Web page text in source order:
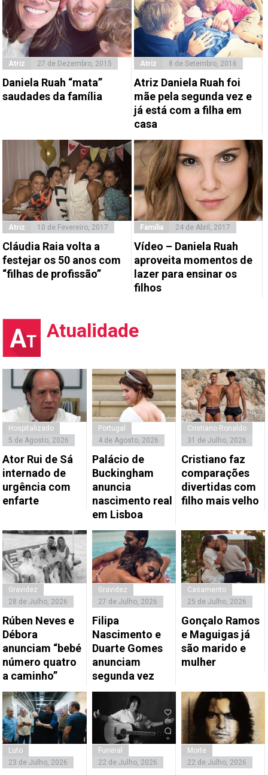
Atriz 27 de Dezembro, 2015
Daniela Ruah “mata”
saudades da família
Atriz 8 de Setembro, 2016
Atriz Daniela Ruah foi
mãe pela segunda vez e
já está com a filha em
casa
Atriz 10 de Fevereiro, 2017
Cláudia Raia volta a
festejar os 50 anos com
“filhas de profissão”
Família 24 de Abril, 2017
Vídeo – Daniela Ruah
aproveita momentos de
lazer para ensinar os
filhos
Atualidade
Hospitalizado
5 de Agosto, 2026
Ator Rui de Sá
internado de
urgência com
enfarte
Portugal
4 de Agosto, 2026
Palácio de
Buckingham
anuncia
nascimento real
em Lisboa
Cristiano Ronaldo
31 de Julho, 2026
Cristiano faz
comparações
divertidas com
filho mais velho
Gravidez
28 de Julho, 2026
Rúben Neves e
Débora
anunciam “bebé
número quatro
a caminho”
Gravidez
27 de Julho, 2026
Filipa
Nascimento e
Duarte Gomes
anunciam
segunda vez
Casamento
25 de Julho, 2026
Gonçalo Ramos
e Maguigas já
são marido e
mulher
Luto
23 de Julho, 2026
Funeral
22 de Julho, 2026
Morte
22 de Julho, 2026